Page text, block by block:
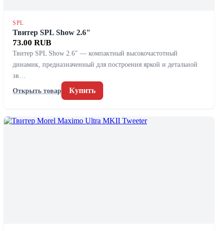
SPL
Твитер SPL Show 2.6"
73.00 RUB
Твитер SPL Show 2.6" — компактный высокочастотный
динамик, предназначенный для построения яркой и детальной
зв…
Открыть товар
Купить